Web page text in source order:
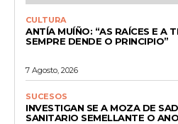
CULTURA
ANTÍA MUÍÑO: “AS RAÍCES E A
SEMPRE DENDE O PRINCIPIO”
7 Agosto, 2026
SUCESOS
INVESTIGAN SE A MOZA DE
SANITARIO SEMELLANTE O